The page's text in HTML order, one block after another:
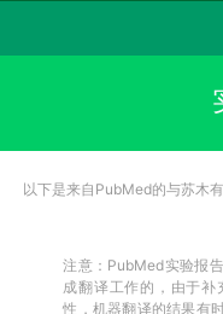
以下是来自PubMed的与苏木
注意：PubMed实验报
成翻译工作的，由于补
性，机器翻译的结果有